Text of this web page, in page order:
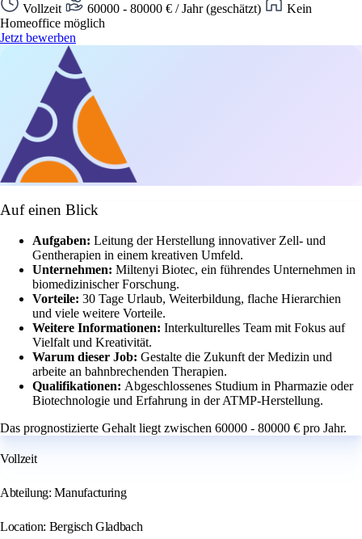
Vollzeit 60000 - 80000 € / Jahr (geschätzt)
Kein
Homeoffice möglich
Jetzt bewerben
Auf einen Blick
Aufgaben: Leitung der Herstellung innovativer Zell- und
Gentherapien in einem kreativen Umfeld.
Unternehmen: Miltenyi Biotec, ein führendes Unternehmen in
biomedizinischer Forschung.
Vorteile: 30 Tage Urlaub, Weiterbildung, flache Hierarchien
und viele weitere Vorteile.
Weitere Informationen: Interkulturelles Team mit Fokus auf
Vielfalt und Kreativität.
Warum dieser Job: Gestalte die Zukunft der Medizin und
arbeite an bahnbrechenden Therapien.
Qualifikationen: Abgeschlossenes Studium in Pharmazie oder
Biotechnologie und Erfahrung in der ATMP-Herstellung.
Das prognostizierte Gehalt liegt zwischen 60000 - 80000 € pro Jahr.
Vollzeit
Abteilung: Manufacturing
Location: Bergisch Gladbach